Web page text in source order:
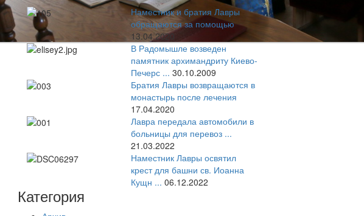
Наместник и братия Лавры
обращаются за помощью
13.04.2020
В Радомышле возведен
памятник архимандриту Киево-
Печерс ... 30.10.2009
Братия Лавры возвращаются в
монастырь после лечения
17.04.2020
Лавра передала автомобили в
больницы для перевоз ...
21.03.2022
Наместник Лавры освятил
крест для башни св. Иоанна
Кущн ... 06.12.2022
Категория